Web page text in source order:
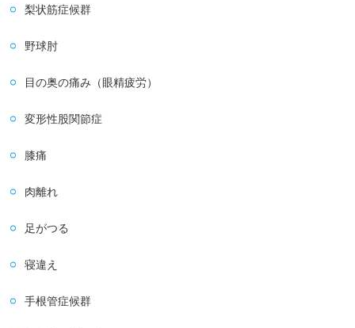
梨状筋症候群
野球肘
目の奥の痛み（眼精疲労）
変形性股関節症
膝痛
肉離れ
足がつる
寝違え
手根管症候群